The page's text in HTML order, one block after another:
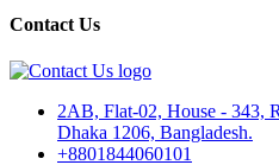
Contact Us
2AB, Flat-02, House - 343,
Dhaka 1206, Bangladesh.
+8801844060101